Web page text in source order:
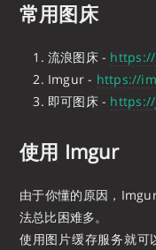
常用图床
流浪图床 -
Imgur - https://
即可图床 -
使用 Imgur
由于你懂的原因，
法总比困难多。
使用图片缓存服务就